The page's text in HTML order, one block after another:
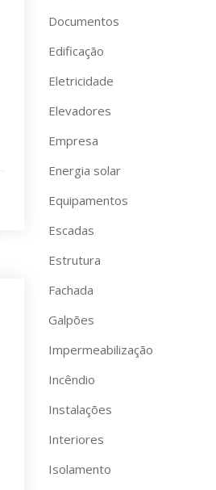
Documentos
Edificação
Eletricidade
Elevadores
Empresa
Energia solar
Equipamentos
Escadas
Estrutura
Fachada
Galpões
Impermeabilização
Incêndio
Instalações
Interiores
Isolamento